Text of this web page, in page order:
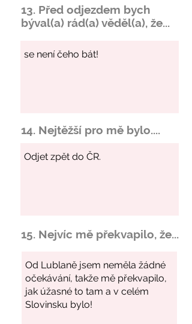
13. Před odjezdem bych
býval(a) rád(a) věděl(a), že...
14. Nejtěžší pro mě bylo....
15. Nejvíc mě překvapilo, že...